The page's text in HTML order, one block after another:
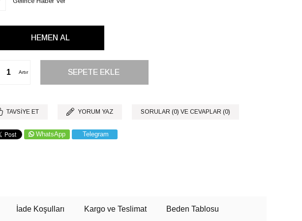
Artır
TAVSIYE ET YORUM YAZ SORULAR (0) VE CEVAPLAR (0)
WhatsApp Telegram
İade Koşulları Kargo ve Teslimat Beden Tablosu